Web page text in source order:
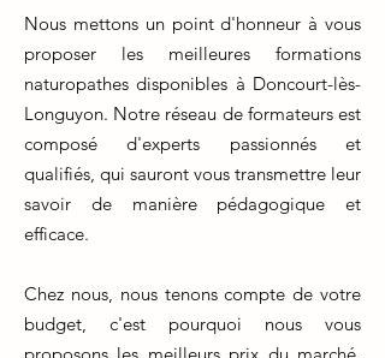
Nous mettons un point d'honneur à vous
proposer les meilleures formations
naturopathes disponibles à Doncourt-lès-
Longuyon. Notre réseau de formateurs est
composé d'experts passionnés et
qualifiés, qui sauront vous transmettre leur
savoir de manière pédagogique et
efficace.
Chez nous, nous tenons compte de votre
budget, c'est pourquoi nous vous